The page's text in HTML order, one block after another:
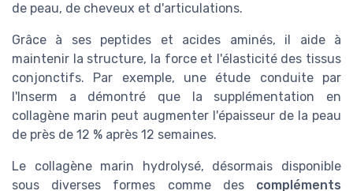
de peau, de cheveux et d'articulations.
Grâce à ses peptides et acides aminés, il aide à
maintenir la structure, la force et l'élasticité des tissus
conjonctifs. Par exemple, une étude conduite par
l'Inserm a démontré que la supplémentation en
collagène marin peut augmenter l'épaisseur de la peau
de près de 12 % après 12 semaines.
Le collagène marin hydrolysé, désormais disponible
sous diverses formes comme des compléments